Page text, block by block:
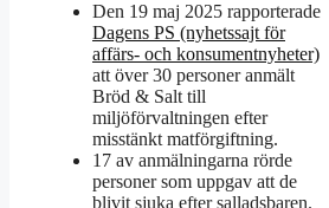
Den 19 maj 2025 rapporterade
Dagens PS (nyhetssajt för
affärs- och konsumentnyheter)
att över 30 personer anmält
Bröd & Salt till
miljöförvaltningen efter
misstänkt matförgiftning.
17 av anmälningarna rörde
personer som uppgav att de
blivit sjuka efter salladsbaren.